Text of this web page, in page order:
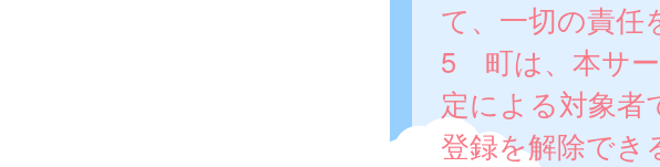
て、一切の責任
5 町は、本サー
定による対象者
登録を解除でき